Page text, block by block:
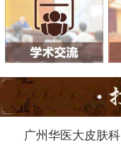
广州华医大皮肤